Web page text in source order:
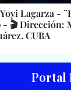
Lagarza -
- 🎬 Dirección:
CUBA
Portal